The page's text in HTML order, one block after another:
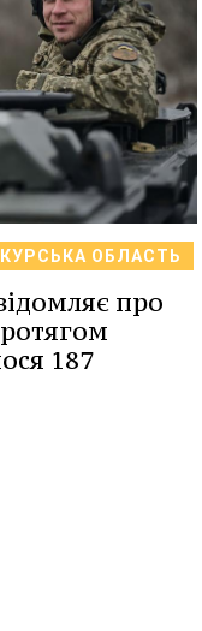
КУРСЬКА ОБЛАСТЬ
про
187